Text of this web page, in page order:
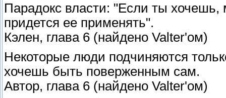
Парадокс власти: "Если ты хочешь,
придется ее применять".
Кэлен, глава 6 (найдено Valter'ом)
Некоторые люди подчиняются
хочешь быть поверженным сам.
Автор, глава 6 (найдено Valter'ом)